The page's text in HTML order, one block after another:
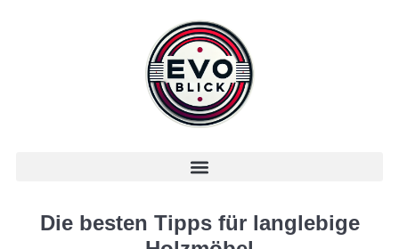
Die besten Tipps für langlebige